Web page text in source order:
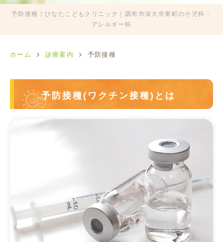
予防接種｜ひなたこどもクリニック｜調布市深大寺東町の小児科・
アレルギー科
ホーム 診療案内 予防接種
予防接種(ワクチン接種)とは